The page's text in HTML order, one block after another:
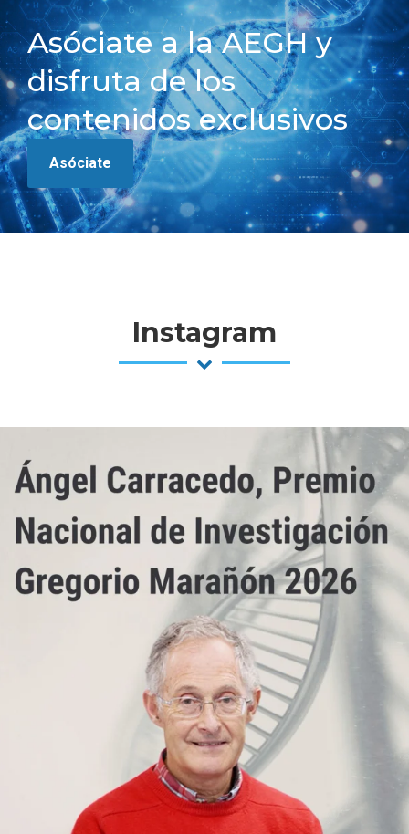
Asóciate a la AEGH y
disfruta de los
contenidos exclusivos
Asóciate
Instagram